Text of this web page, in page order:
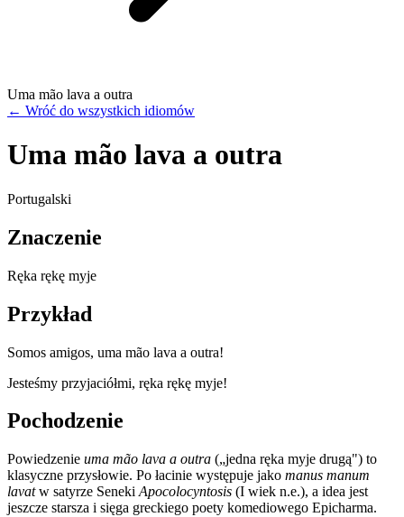
Uma mão lava a outra
← Wróć do wszystkich idiomów
Uma mão lava a outra
Portugalski
Znaczenie
Ręka rękę myje
Przykład
Somos amigos, uma mão lava a outra!
Jesteśmy przyjaciółmi, ręka rękę myje!
Pochodzenie
Powiedzenie uma mão lava a outra („jedna ręka myje drugą") to
klasyczne przysłowie. Po łacinie występuje jako manus manum
lavatw satyrze Seneki Apocolocyntosis (I wiek n.e.), a idea jest
jeszcze starsza i sięga greckiego poety komediowego Epicharma.